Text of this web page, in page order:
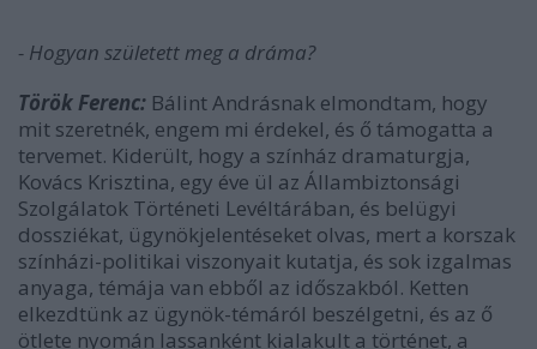
- Hogyan született meg a dráma?
Török Ferenc: Bálint Andrásnak elmondtam, hogy
mit szeretnék, engem mi érdekel, és ő támogatta a
tervemet. Kiderült, hogy a színház dramaturgja,
Kovács Krisztina, egy éve ül az Állambiztonsági
Szolgálatok Történeti Levéltárában, és belügyi
dossziékat, ügynökjelentéseket olvas, mert a korszak
színházi-politikai viszonyait kutatja, és sok izgalmas
anyaga, témája van ebből az időszakból. Ketten
elkezdtünk az ügynök-témáról beszélgetni, és az ő
ötlete nyomán lassanként kialakult a történet, a